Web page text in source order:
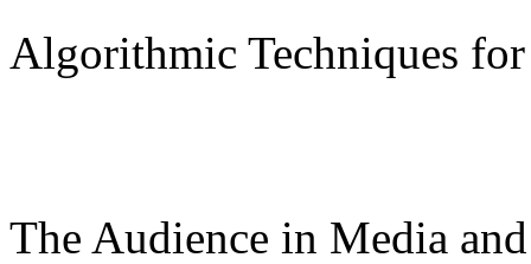
Algorithmic Techniques
The Audience in Media